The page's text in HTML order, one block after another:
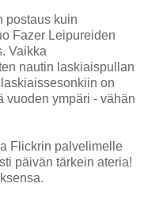
postaus kuin
Fazer Leipureiden
Vaikka
nautin laskiaispullan
on
vuoden ympäri - vähän
Flickrin palvelimelle
päivän tärkein ateria!